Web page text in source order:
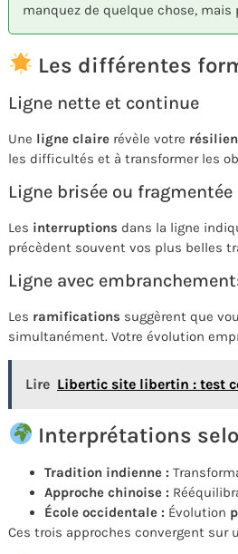
manquez de quelque chose,
Les différentes
Ligne nette et continue
Une ligne claire révèle votre
les difficultés et à transformer les
Ligne brisée ou fragmentée
Les interruptions dans la ligne
précèdent souvent vos plus belles
Ligne avec
Les ramifications suggèrent que
simultanément. Votre évolution
Lire Libertic site libertin : test
Interprétations
Tradition indienne :
Approche chinoise :
École occidentale : Évolution
Ces trois approches convergent